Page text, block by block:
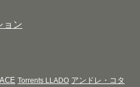
ョン
Torrents LLADO アンドレ・コタ